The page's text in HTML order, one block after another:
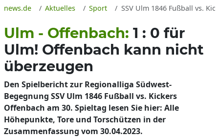
news.de Aktuelles Sport SSV Ulm 1846 Fußball vs.
Ulm - Offenbach: 1 : 0 für
Ulm! Offenbach kann nicht
überzeugen
Den Spielbericht zur Regionalliga Südwest-
Begegnung SSV Ulm 1846 Fußball vs. Kickers
Offenbach am 30. Spieltag lesen Sie hier: Alle
Höhepunkte, Tore und Torschützen in der
Zusammenfassung vom 30.04.2023.